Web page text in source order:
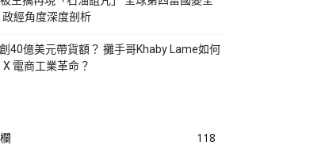
政經角度深度剖析
40億美元帶貨額？ 攤手哥Khaby Lame如何
X 電商工業革命？
118